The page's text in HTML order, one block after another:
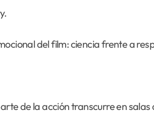
del film: ciencia frente a
de la acción transcurre en